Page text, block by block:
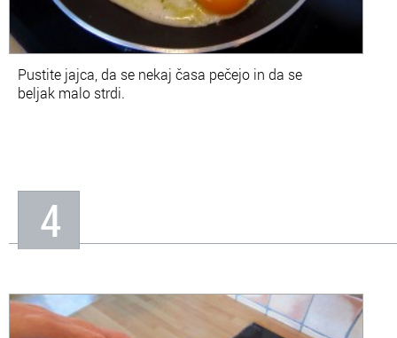
Pustite jajca, da se nekaj časa pečejo in da se
beljak malo strdi.
4